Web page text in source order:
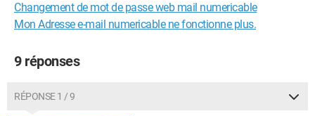
Changement de mot de passe web mail numericable
Mon Adresse e-mail numericable ne fonctionne plus.
9 réponses
RÉPONSE 1 / 9